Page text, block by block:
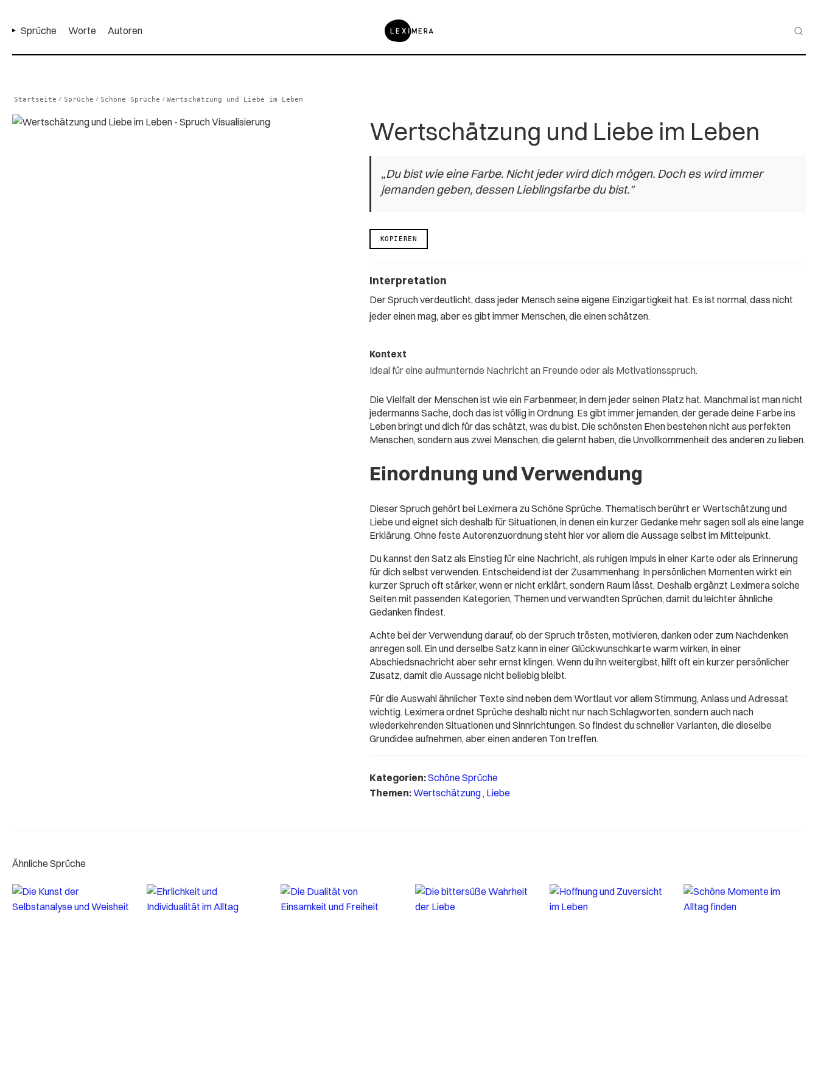
Sprüche Worte Autoren
Startseite / Sprüche / Schöne Sprüche / Wertschätzung und Liebe im Leben
Wertschätzung und Liebe im Leben
„Du bist wie eine Farbe. Nicht jeder wird dich mögen. Doch es wird immer
jemanden geben, dessen Lieblingsfarbe du bist."
KOPIEREN
Interpretation
Der Spruch verdeutlicht, dass jeder Mensch seine eigene Einzigartigkeit hat. Es ist normal, dass nicht
jeder einen mag, aber es gibt immer Menschen, die einen schätzen.
Kontext
Ideal für eine aufmunternde Nachricht an Freunde oder als Motivationsspruch.
Die Vielfalt der Menschen ist wie ein Farbenmeer, in dem jeder seinen Platz hat. Manchmal ist man nicht
jedermanns Sache, doch das ist völlig in Ordnung. Es gibt immer jemanden, der gerade deine Farbe ins
Leben bringt und dich für das schätzt, was du bist. Die schönsten Ehen bestehen nicht aus perfekten
Menschen, sondern aus zwei Menschen, die gelernt haben, die Unvollkommenheit des anderen zu lieben.
Einordnung und Verwendung
Dieser Spruch gehört bei Leximera zu Schöne Sprüche. Thematisch berührt er Wertschätzung und
Liebe und eignet sich deshalb für Situationen, in denen ein kurzer Gedanke mehr sagen soll als eine lange
Erklärung. Ohne feste Autorenzuordnung steht hier vor allem die Aussage selbst im Mittelpunkt.
Du kannst den Satz als Einstieg für eine Nachricht, als ruhigen Impuls in einer Karte oder als Erinnerung
für dich selbst verwenden. Entscheidend ist der Zusammenhang: In persönlichen Momenten wirkt ein
kurzer Spruch oft stärker, wenn er nicht erklärt, sondern Raum lässt. Deshalb ergänzt Leximera solche
Seiten mit passenden Kategorien, Themen und verwandten Sprüchen, damit du leichter ähnliche
Gedanken findest.
Achte bei der Verwendung darauf, ob der Spruch trösten, motivieren, danken oder zum Nachdenken
anregen soll. Ein und derselbe Satz kann in einer Glückwunschkarte warm wirken, in einer
Abschiedsnachricht aber sehr ernst klingen. Wenn du ihn weitergibst, hilft oft ein kurzer persönlicher
Zusatz, damit die Aussage nicht beliebig bleibt.
Für die Auswahl ähnlicher Texte sind neben dem Wortlaut vor allem Stimmung, Anlass und Adressat
wichtig. Leximera ordnet Sprüche deshalb nicht nur nach Schlagworten, sondern auch nach
wiederkehrenden Situationen und Sinnrichtungen. So findest du schneller Varianten, die dieselbe
Grundidee aufnehmen, aber einen anderen Ton treffen.
Kategorien:Schöne Sprüche
Themen:Wertschätzung , Liebe
Ähnliche Sprüche